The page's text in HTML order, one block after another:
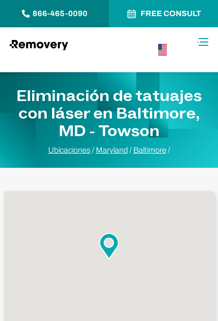
866-465-0090 FREE CONSULT
Eliminación de tatuajes
con láser en Baltimore,
MD - Towson
Ubicaciones / Maryland / Baltimore /